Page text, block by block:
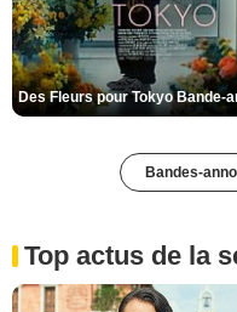
Bandes-
Top actus de la